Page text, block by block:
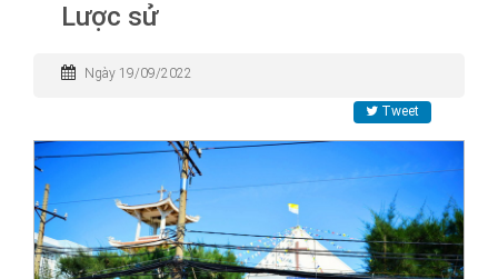
Lược sử
Ngày 19/09/2022
Tweet